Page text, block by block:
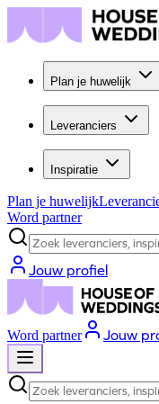
Plan je huwelijk
Leveranciers
Inspiratie
Plan je huwelijk
Word partner
Jouw profiel
Word partner Jouw